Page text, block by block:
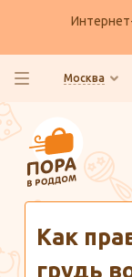
Москва
Как
грудь